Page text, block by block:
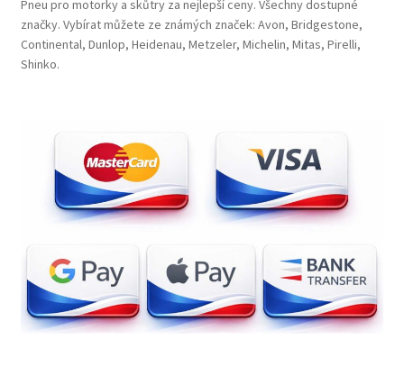
Pneu pro motorky a skůtry za nejlepší ceny. Všechny dostupné
značky. Vybírat můžete ze známých značek: Avon, Bridgestone,
Continental, Dunlop, Heidenau, Metzeler, Michelin, Mitas, Pirelli,
Shinko.